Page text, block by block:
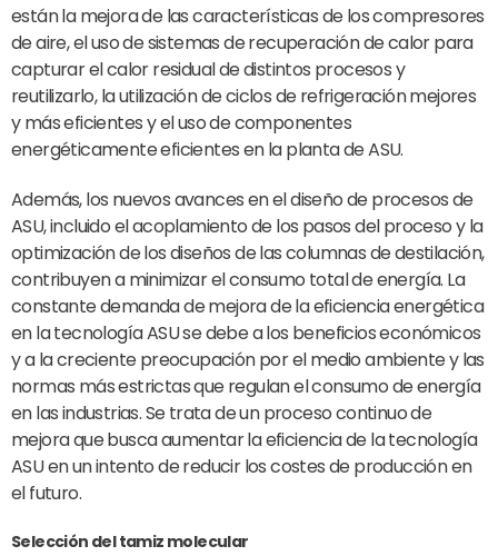
están la mejora de las características de los compresores
de aire, el uso de sistemas de recuperación de calor para
capturar el calor residual de distintos procesos y
reutilizarlo, la utilización de ciclos de refrigeración mejores
y más eficientes y el uso de componentes
energéticamente eficientes en la planta de ASU.
Además, los nuevos avances en el diseño de procesos de
ASU, incluido el acoplamiento de los pasos del proceso y la
optimización de los diseños de las columnas de destilación,
contribuyen a minimizar el consumo total de energía. La
constante demanda de mejora de la eficiencia energética
en la tecnología ASU se debe a los beneficios económicos
y a la creciente preocupación por el medio ambiente y las
normas más estrictas que regulan el consumo de energía
en las industrias. Se trata de un proceso continuo de
mejora que busca aumentar la eficiencia de la tecnología
ASU en un intento de reducir los costes de producción en
el futuro.
Selección del tamiz molecular